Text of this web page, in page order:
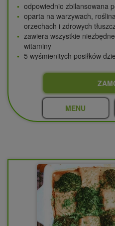
odpowiednio zbilansowana
oparta na warzywach,
orzechach i zdrowych
zawiera wszystkie
witaminy
5 wyśmienitych posiłków
MENU